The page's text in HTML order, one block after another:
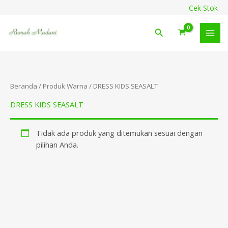
konten
Cek Stok
Cari
Beranda / Produk Warna / DRESS KIDS SEASALT
DRESS KIDS SEASALT
Tidak ada produk yang ditemukan sesuai dengan
pilihan Anda.